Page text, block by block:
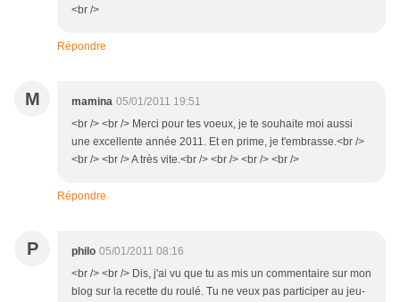
<br />
Répondre
M mamina 05/01/2011 19:51
<br /> <br /> Merci pour tes voeux, je te souhaite moi aussi
une excellente année 2011. Et en prime, je t'embrasse.<br />
<br /> <br /> A très vite.<br /> <br /> <br /> <br />
Répondre
P philo 05/01/2011 08:16
<br /> <br /> Dis, j'ai vu que tu as mis un commentaire sur mon
blog sur la recette du roulé. Tu ne veux pas participer au jeu-